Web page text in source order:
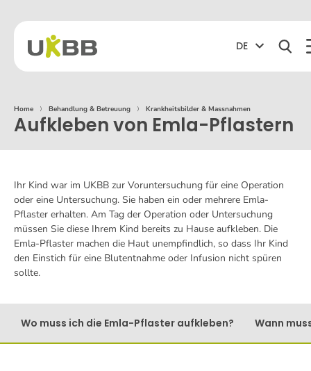
DE
Home ⟩ Behandlung & Betreuung ⟩ Krankheitsbilder & Massnahmen
Aufkleben von Emla-Pflastern
Ihr Kind war im UKBB zur Voruntersuchung für eine Operation
oder eine Untersuchung. Sie haben ein oder mehrere Emla-
Pflaster erhalten. Am Tag der Operation oder Untersuchung
müssen Sie diese Ihrem Kind bereits zu Hause aufkleben. Die
Emla-Pflaster machen die Haut unempfindlich, so dass Ihr Kind
den Einstich für eine Blutentnahme oder Infusion nicht spüren
sollte.
Wo muss ich die Emla-Pflaster aufkleben? Wann